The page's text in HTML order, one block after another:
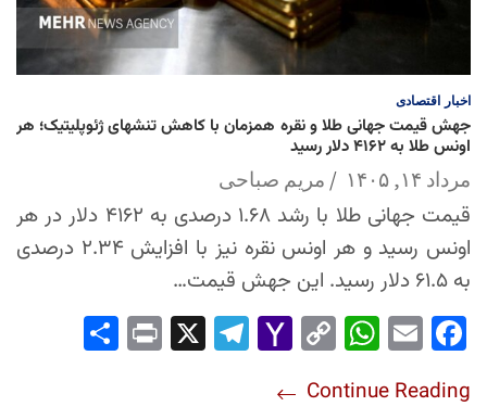
اخبار اقتصادی
جهش قیمت جهانی طلا و نقره همزمان با کاهش تنشهای ژئوپلیتیک؛ هر
اونس طلا به ۴۱۶۲ دلار رسید
مرداد ۱۴, ۱۴۰۵ مریم صباحی
قیمت جهانی طلا با رشد ۱.۶۸ درصدی به ۴۱۶۲ دلار در هر
اونس رسید و هر اونس نقره نیز با افزایش ۲.۳۴ درصدی
به ۶۱.۵ دلار رسید. این جهش قیمت…
Fac
ok
Em
Wh
Ap
Co
Lin
Yah
Tel
Pri
Continue Reading